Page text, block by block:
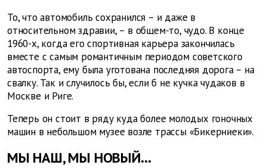
То, что автомобиль сохранился – и даже в
относительном здравии, – в общем-то, чудо. В конце
1960-х, когда его спортивная карьера закончилась
вместе с самым романтичным периодом советского
автоспорта, ему была уготована последняя дорога – на
свалку. Так и случилось бы, если б не кучка чудаков в
Москве и Риге.
Теперь он стоит в ряду куда более молодых гоночных
машин в небольшом музее возле трассы «Бикерниеки».
МЫ НАШ, МЫ НОВЫЙ…